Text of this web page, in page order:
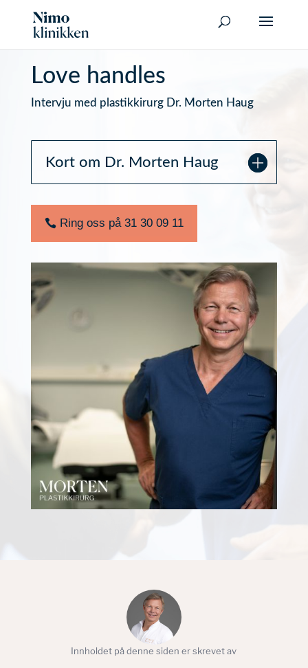
Love handles
Intervju med plastikkirurg Dr. Morten Haug
Kort om Dr. Morten Haug
Ring oss på 31 30 09 11
Innholdet på denne siden er skrevet av